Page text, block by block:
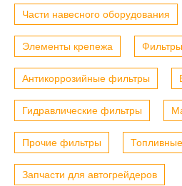
Части навесного оборудования
Элементы крепежа Фильтры
Антикоррозийные фильтры
Гидравлические фильтры
Прочие фильтры
Запчасти для автогрейдеров